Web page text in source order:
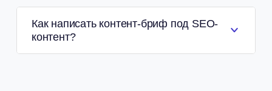
Как написать контент-бриф под SEO-
контент?